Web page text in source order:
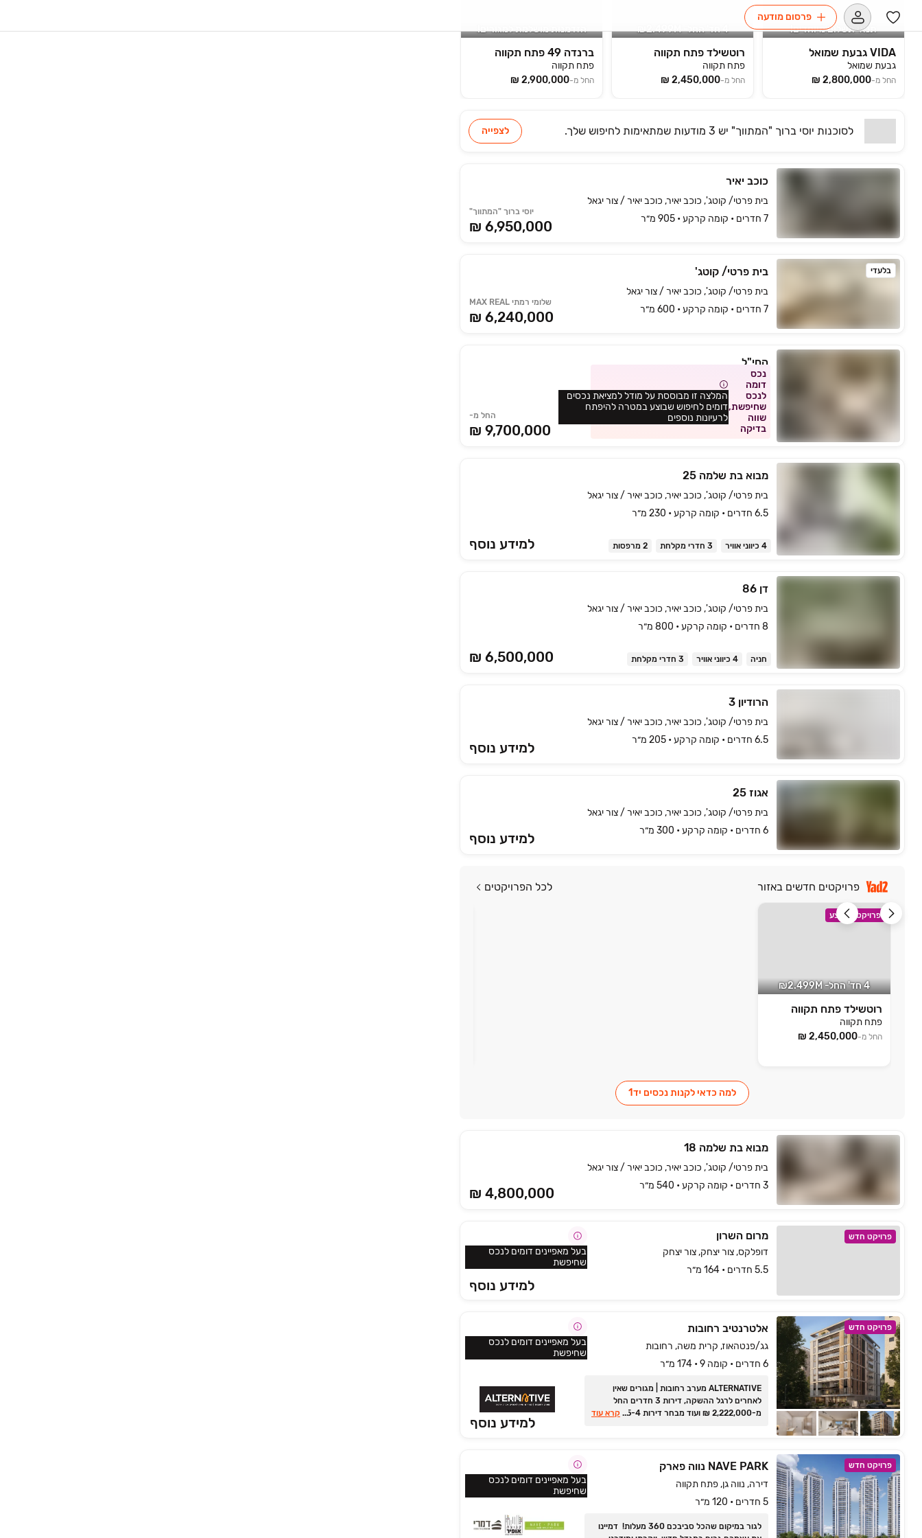
פרסום מודעה
תנאי תשלום מיוחדים!
VIDA גבעת שמואל
גבעת שמואל
החל מ-
4 חד' החל- 2.499M₪
רוטשילד פתח תקווה
פתח תקווה
החל מ-
הזדמנות מושלמת למגורים!
ברנדה 49 פתח תקווה
פתח תקווה
החל מ-
לסוכנות יוסי ברוך "המתווך" יש 3 מודעות שמתאימות לחיפוש שלך. לצפייה
יוסי ברוך "המתווך"
₪ 6,950,000
כוכב יאיר
בית פרטי/ קוטג', כוכב יאיר, כוכב יאיר / צור יגאל
7 חדרים • קומה ‎קרקע‏ • 905 מ״ר
בלעדי
שלומי רמתי MAX REAL
₪ 6,240,000
בית פרטי/ קוטג'
בית פרטי/ קוטג', כוכב יאיר / צור יגאל
7 חדרים • קומה ‎קרקע‏ • 600 מ״ר
החל מ-
₪ 9,700,000
החי"ל
בית פרטי/ קוטג', למפרט, כפר סבא
6 חדרים • קומה ‎קרקע‏ • 323 מ״ר
נכס
דומה
לנכס
שחיפשת,
שווה
בדיקה
המלצה זו מבוססת על מודל למציאת נכסים
דומים לחיפוש שבוצע במטרה להיפתח
לרעיונות נוספים
למידע נוסף
מבוא בת שלמה 25
בית פרטי/ קוטג', כוכב יאיר, כוכב יאיר / צור יגאל
6.5 חדרים • קומה ‎קרקע‏ • 230 מ״ר
4 כיווני אוויר 3 חדרי מקלחת 2 מרפסות
₪ 6,500,000
דן 86
בית פרטי/ קוטג', כוכב יאיר, כוכב יאיר / צור יגאל
8 חדרים • קומה ‎קרקע‏ • 800 מ״ר
חניה 4 כיווני אוויר 3 חדרי מקלחת
למידע נוסף
הרודיון 3
בית פרטי/ קוטג', כוכב יאיר, כוכב יאיר / צור יגאל
6.5 חדרים • קומה ‎קרקע‏ • 205 מ״ר
למידע נוסף
אגוז 25
בית פרטי/ קוטג', כוכב יאיר, כוכב יאיר / צור יגאל
6 חדרים • קומה ‎קרקע‏ • 300 מ״ר
פרויקטים חדשים באזור לכל הפרויקטים
פרויקט במבצע
4 חד' החל- 2.499M₪
רוטשילד פתח תקווה
פתח תקווה
החל מ-
למה כדאי לקנות נכסים יד1
₪ 4,800,000
מבוא בת שלמה 18
בית פרטי/ קוטג', כוכב יאיר, כוכב יאיר / צור יגאל
3 חדרים • קומה ‎קרקע‏ • 540 מ״ר
פרויקט חדש מרום השרון
דופלקס, צור יצחק, צור יצחק
5.5 חדרים • 164 מ״ר
למידע נוסף
בעל מאפיינים דומים לנכס
שחיפשת
פרויקט חדש אלטרנטיב רחובות
גג/פנטהאוז, קרית משה, רחובות
6 חדרים • קומה 9 • 174 מ״ר
ALTERNATIVE מערב רחובות ‏| מגורים שאין
לאחרים לרגל ההשקה, דירות 3 חדרים החל
מ-2,222,000 ₪ ועוד מבחר דירות 5-4 חד',... קרא עוד
למידע נוסף
בעל מאפיינים דומים לנכס
שחיפשת
פרויקט חדש NAVE PARK נווה פארק
דירה, נווה גן, פתח תקווה
5 חדרים • 120 מ״ר
לגור במיקום שהכל סביבכם ‏360 מעלות! דמיינו
בעל מאפיינים דומים לנכס
שחיפשת